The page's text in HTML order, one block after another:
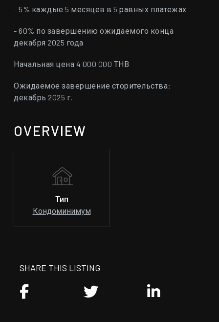
- 5% каждые 5 месяцев в 5 равных платежах
- 60% по завершению ожидаемого конца
декабря 2025 года
Начальная цена 4 000 000 ТНВ
Ожидаемое завершение сторительства:
декабрь 2025 г.
OVERVIEW
Тип
Кондоминимум
SHARE THIS LISTING